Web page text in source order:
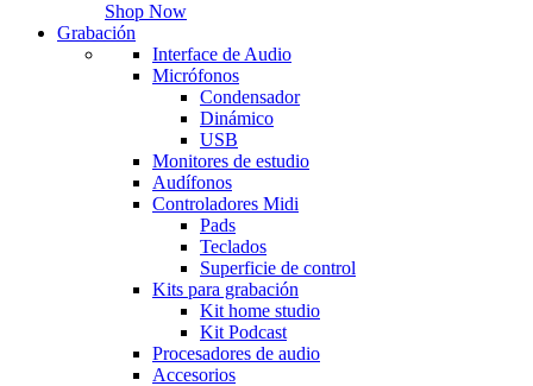
Shop Now
Grabación
Interface de Audio
Micrófonos
Condensador
Dinámico
USB
Monitores de estudio
Audífonos
Controladores Midi
Pads
Teclados
Superficie de control
Kits para grabación
Kit home studio
Kit Podcast
Procesadores de audio
Accesorios